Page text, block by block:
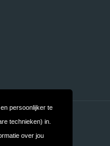
persoonlijker te
technieken) in.
over jou
Privacy
FAQ